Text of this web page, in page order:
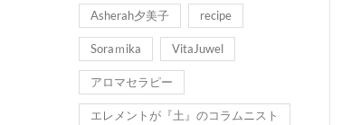
Asherah夕美子 recipe
Soraｍika VitaJuwel
アロマセラピー
エレメントが『土』のコラムニスト